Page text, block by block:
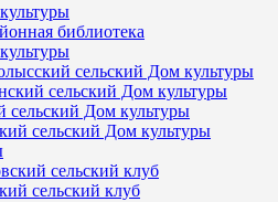
библиотека
сельский Дом культуры
сельский Дом культуры
сельский Дом культуры
сельский Дом культуры
сельский клуб
сельский клуб